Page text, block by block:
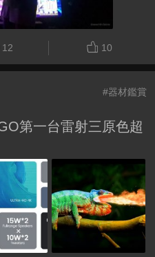
12 10
#器材鑑賞
第一台雷射三原色超